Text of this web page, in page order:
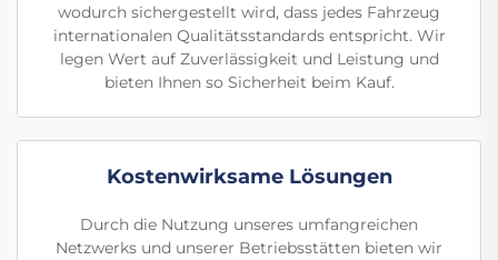
wodurch sichergestellt wird, dass jedes Fahrzeug
internationalen Qualitätsstandards entspricht. Wir
legen Wert auf Zuverlässigkeit und Leistung und
bieten Ihnen so Sicherheit beim Kauf.
Kostenwirksame Lösungen
Durch die Nutzung unseres umfangreichen
Netzwerks und unserer Betriebsstätten bieten wir